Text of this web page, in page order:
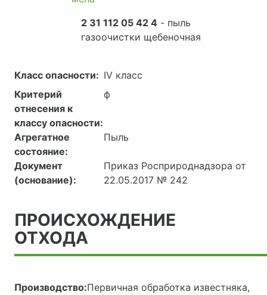
2 31 112 05 42 4 - пыль
газоочистки щебеночная
Класс опасности: IV класс
Критерий
отнесения к
классу опасности:
ф
Агрегатное
состояние:
Пыль
Документ
(основание):
Приказ Росприроднадзора от
22.05.2017 № 242
ПРОИСХОЖДЕНИЕ
ОТХОДА
Производство:Первичная обработка известняка,